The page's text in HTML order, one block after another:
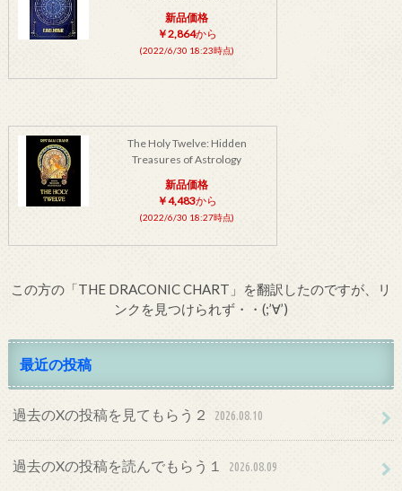
新品価格
￥2,864から
(2022/6/30 18:23時点)
The Holy Twelve: Hidden
Treasures of Astrology
新品価格
￥4,483から
(2022/6/30 18:27時点)
この方の「THE DRACONIC CHART」を翻訳したのですが、リ
ンクを見つけられず・・(;’∀’)
最近の投稿
過去のXの投稿を見てもらう２ 2026.08.10
過去のXの投稿を読んでもらう１ 2026.08.09